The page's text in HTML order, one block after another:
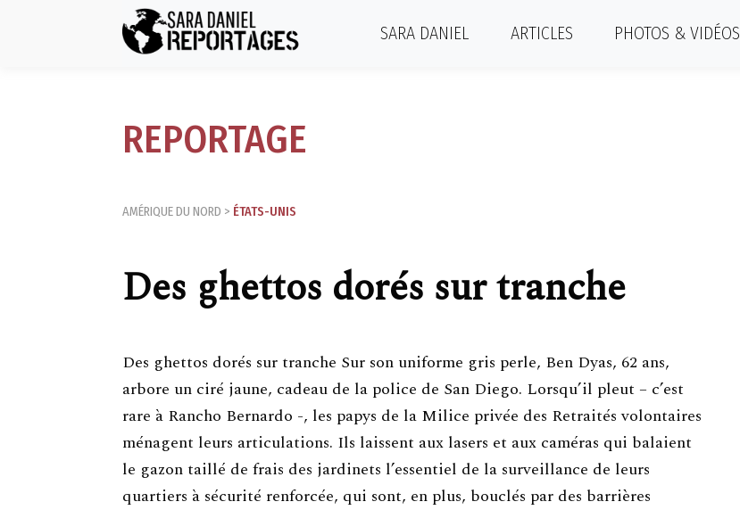
SARA DANIEL ARTICLES PHOTOS & VIDÉOS
REPORTAGE
AMÉRIQUE DU NORD > ÉTATS-UNIS
Des ghettos dorés sur tranche
Des ghettos dorés sur tranche Sur son uniforme gris perle, Ben Dyas, 62 ans,
arbore un ciré jaune, cadeau de la police de San Diego. Lorsqu’il pleut – c’est
rare à Rancho Bernardo -, les papys de la Milice privée des Retraités volontaires
ménagent leurs articulations. Ils laissent aux lasers et aux caméras qui balaient
le gazon taillé de frais des jardinets l’essentiel de la surveillance de leurs
quartiers à sécurité renforcée, qui sont, en plus, bouclés par des barrières